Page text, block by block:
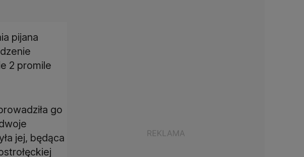
pijana
2 promile
go
jej, będąca